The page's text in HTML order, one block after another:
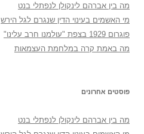
מה בין אברהם לינקולן לנפתלי בנט
מי האשמים בעינוי הדין שנגרם לגל הירש
פוגרום 1929 בצפת "עולמנו חרב עלינו"
מה באמת קרה במלחמת העצמאות
פוסטים אחרונים
מה בין אברהם לינקולן לנפתלי בנט